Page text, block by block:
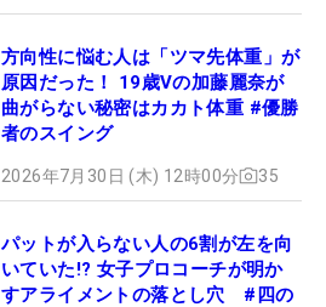
方向性に悩む人は「ツマ先体重」が
原因だった！ 19歳Vの加藤麗奈が
曲がらない秘密はカカト体重 #優勝
者のスイング
2026年7月30日 (木) 12時00分 35
パットが入らない人の6割が左を向
いていた!? 女子プロコーチが明か
すアライメントの落とし穴 #四の